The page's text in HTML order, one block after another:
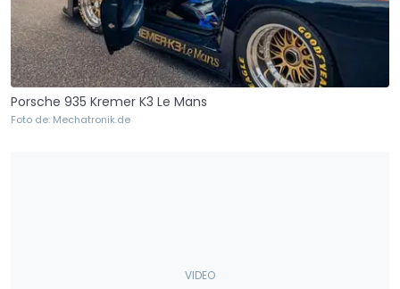
Porsche 935 Kremer K3 Le Mans
Foto de: Mechatronik.de